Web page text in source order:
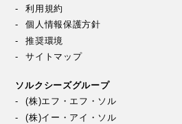
利用規約
個人情報保護方針
推奨環境
サイトマップ
ソルクシーズグループ
(株)エフ・エフ・ソル
(株)イー・アイ・ソル